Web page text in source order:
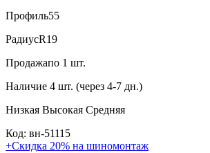
Профиль55
РадиусR19
Продажапо 1 шт.
Наличие 4 шт. (через 4-7 дн.)
Низкая Высокая Средняя
Код: вн-51115
+Скидка 20% на шиномонтаж